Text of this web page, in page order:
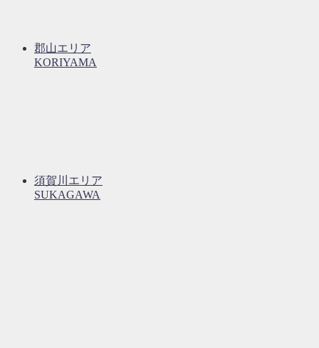
郡山エリア
KORIYAMA
須賀川エリア
SUKAGAWA